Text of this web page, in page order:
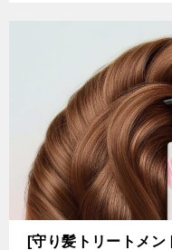
[守り髪トリートメ